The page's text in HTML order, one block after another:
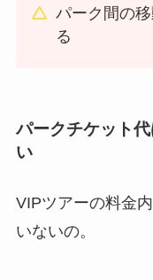
パーク間の
る
パークチケット
い
VIPツアーの料金
いないの。